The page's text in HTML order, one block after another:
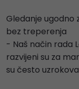
Gledanje ugodno
bez treperenja
- Naš način rada
razvijeni su za
su često